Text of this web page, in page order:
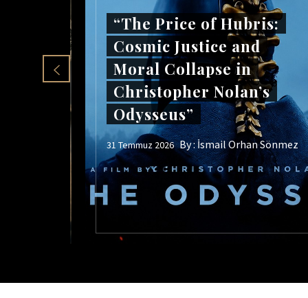
“The Price of Hubris:
Cosmic Justice and
Moral Collapse in
Christopher Nolan’s
Odysseus”
31 Temmuz 2026 By :İsmail Orhan Sönmez